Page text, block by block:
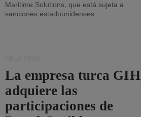
Maritime Solutions, que está sujeta a
sanciones estadounidenses.
La empresa turca GIH
adquiere las
participaciones de